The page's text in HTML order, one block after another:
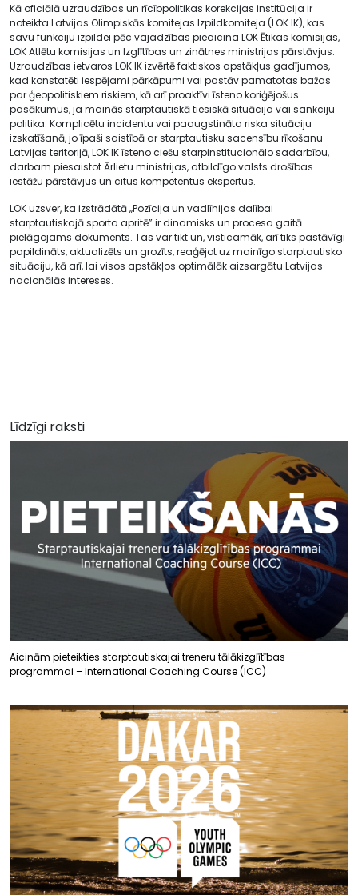
Kā oficiālā uzraudzības un rīcībpolitikas korekcijas institūcija ir
noteikta Latvijas Olimpiskās komitejas Izpildkomiteja (LOK IK), kas
savu funkciju izpildei pēc vajadzības pieaicina LOK Ētikas komisijas,
LOK Atlētu komisijas un Izglītības un zinātnes ministrijas pārstāvjus.
Uzraudzības ietvaros LOK IK izvērtē faktiskos apstākļus gadījumos,
kad konstatēti iespējami pārkāpumi vai pastāv pamatotas bažas
par ģeopolitiskiem riskiem, kā arī proaktīvi īsteno koriģējošus
pasākumus, ja mainās starptautiskā tiesiskā situācija vai sankciju
politika. Komplicētu incidentu vai paaugstināta riska situāciju
izskatīšanā, jo īpaši saistībā ar starptautisku sacensību rīkošanu
Latvijas teritorijā, LOK IK īsteno ciešu starpinstitucionālo sadarbību,
darbam piesaistot Ārlietu ministrijas, atbildīgo valsts drošības
iestāžu pārstāvjus un citus kompetentus ekspertus.
LOK uzsver, ka izstrādātā „Pozīcija un vadlīnijas dalībai
starptautiskajā sporta apritē” ir dinamisks un procesa gaitā
pielāgojams dokuments. Tas var tikt un, visticamāk, arī tiks pastāvīgi
papildināts, aktualizēts un grozīts, reaģējot uz mainīgo starptautisko
situāciju, kā arī, lai visos apstākļos optimālāk aizsargātu Latvijas
nacionālās intereses.
Līdzīgi raksti
Aicinām pieteikties starptautiskajai treneru tālākizglītības
programmai – International Coaching Course (ICC)